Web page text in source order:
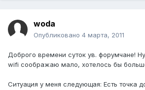
woda
Опубликовано 4 марта, 2011
Доброго времени суток ув. форумчане!
wifi соображаю мало, хотелось бы
Ситуация у меня следующая: Есть точка